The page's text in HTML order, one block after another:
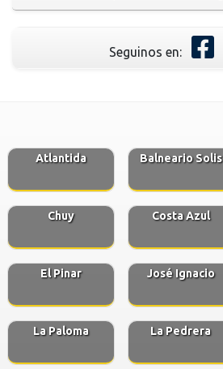
Seguinos en:
Atlantida Balneario Solis
Chuy Costa Azul
El Pinar José Ignacio
La Paloma La Pedrera